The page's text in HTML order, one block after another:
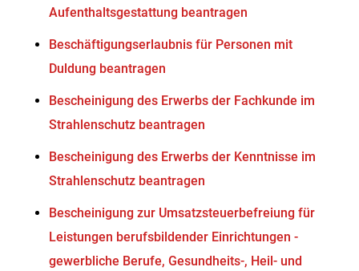
Aufenthaltsgestattung beantragen
Beschäftigungserlaubnis für Personen mit
Duldung beantragen
Bescheinigung des Erwerbs der Fachkunde im
Strahlenschutz beantragen
Bescheinigung des Erwerbs der Kenntnisse im
Strahlenschutz beantragen
Bescheinigung zur Umsatzsteuerbefreiung für
Leistungen berufsbildender Einrichtungen -
gewerbliche Berufe, Gesundheits-, Heil- und